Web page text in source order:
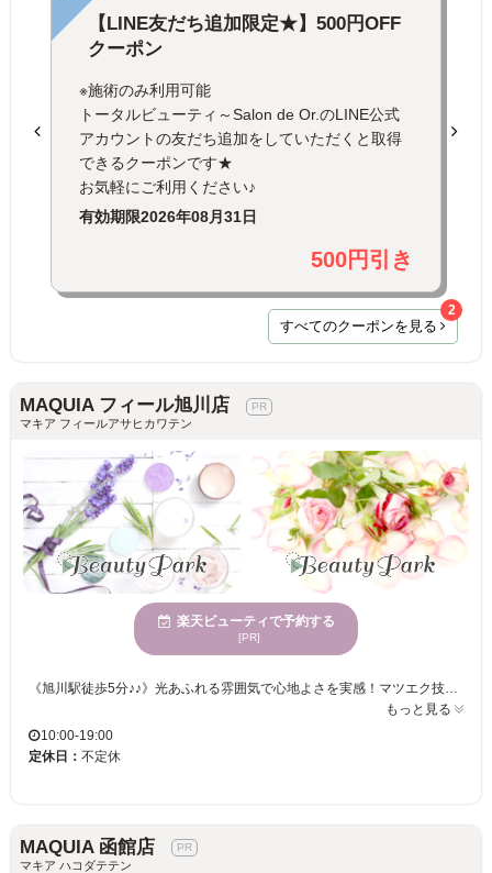
【LINE友だち追加限定★】500円OFF
クーポン
※施術のみ利用可能
トータルビューティ～Salon de Or.のLINE公式
アカウントの友だち追加をしていただくと取得
できるクーポンです★
お気軽にご利用ください♪
有効期限2026年08月31日
500円引き
すべてのクーポンを見る
2
MAQUIA フィール旭川店
マキア フィールアサヒカワテン
楽天ビューティで予約する
[PR]
もっと見る
10:00-19:00
定休日： 不定休
MAQUIA 函館店
マキア ハコダテテン